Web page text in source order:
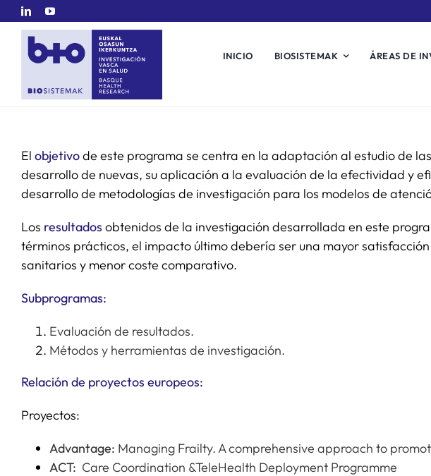
Saltar
contenido
INICIO BIOSISTEMAK ÁREAS DE
El objetivode este programa se centra en la adaptación al estudio de
desarrollo de nuevas, su aplicación a la evaluación de la efectividad y
desarrollo de metodologías de investigación para los modelos de
Los resultados obtenidos de la investigación desarrollada en este
términos prácticos, el impacto último debería ser una mayor
sanitarios y menor coste comparativo.
Subprogramas:
Evaluación de resultados.
Métodos y herramientas de investigación.
Relación de proyectos europeos:
Proyectos:
Advantage: Managing Frailty. A comprehensive approach to
ACT: Care Coordination &TeleHealth Deployment Programme